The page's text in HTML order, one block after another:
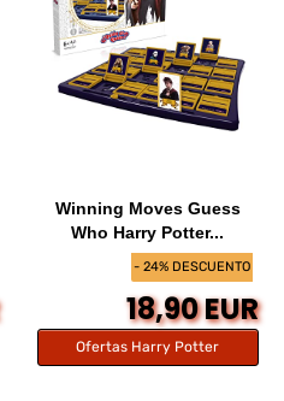
- 24% DESCUENTO
Winning Moves Guess
Who Harry Potter...
18,90 EUR
Ofertas Harry Potter